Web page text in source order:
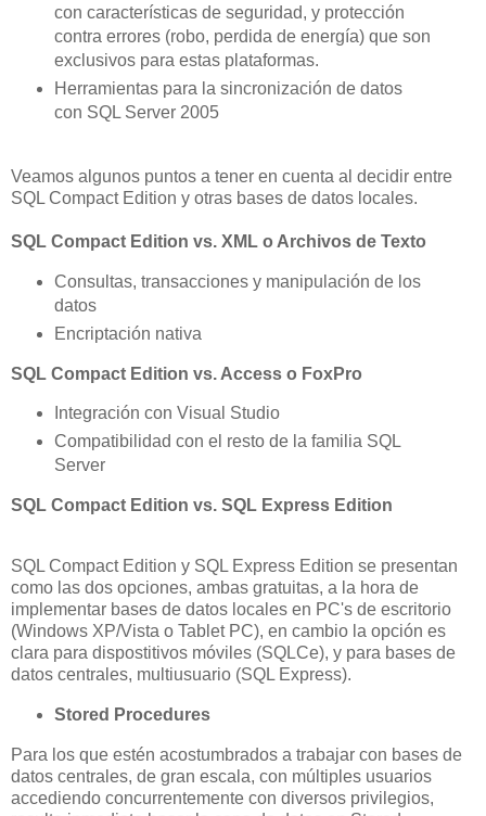
con características de seguridad, y protección
contra errores (robo, perdida de energía) que son
exclusivos para estas plataformas.
Herramientas para la sincronización de datos
con SQL Server 2005
Veamos algunos puntos a tener en cuenta al decidir entre
SQL Compact Edition y otras bases de datos locales.
SQL Compact Edition vs. XML o Archivos de Texto
Consultas, transacciones y manipulación de los
datos
Encriptación nativa
SQL Compact Edition vs. Access o FoxPro
Integración con Visual Studio
Compatibilidad con el resto de la familia SQL
Server
SQL Compact Edition vs. SQL Express Edition
SQL Compact Edition y SQL Express Edition se presentan
como las dos opciones, ambas gratuitas, a la hora de
implementar bases de datos locales en PC's de escritorio
(Windows XP/Vista o Tablet PC), en cambio la opción es
clara para dispostitivos móviles (SQLCe), y para bases de
datos centrales, multiusuario (SQL Express).
Stored Procedures
Para los que estén acostumbrados a trabajar con bases de
datos centrales, de gran escala, con múltiples usuarios
accediendo concurrentemente con diversos privilegios,